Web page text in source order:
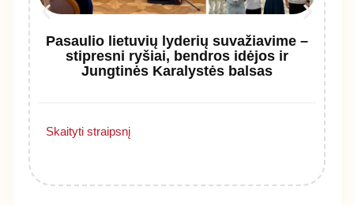
Pasaulio lietuvių lyderių suvažiavime –
stipresni ryšiai, bendros idėjos ir
Jungtinės Karalystės balsas
Skaityti straipsnį